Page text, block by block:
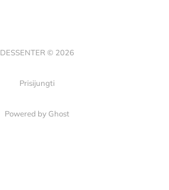
DESSENTER © 2026
Prisijungti
Powered by Ghost